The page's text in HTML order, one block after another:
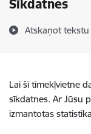
Sīkdatnes
Atskaņot tekstu
Lai šī tīmekļvietne
sīkdatnes. Ar Jūsu
izmantotas